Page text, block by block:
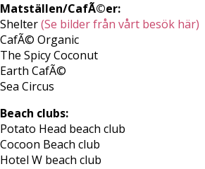
Matställen/CafÃ©er:
Shelter(Se bilder från vårt besök här)
CafÃ© Organic
The Spicy Coconut
Earth CafÃ©
Sea Circus
Beach clubs:
Potato Head beach club
Cocoon Beach club
Hotel W beach club